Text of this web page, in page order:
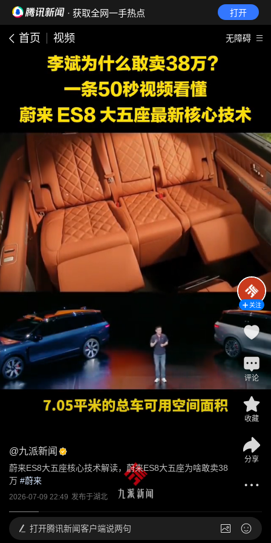
· 获取全网一手热点 打开
首页 视频 无障碍
@九派新闻
蔚来ES8大五座核心技术解读，蔚来ES8大五座为啥敢卖38
万 #蔚来
2026-07-09 22:49 发布于湖北
关注
评论
收藏
分享
打开腾讯新闻客户端说两句